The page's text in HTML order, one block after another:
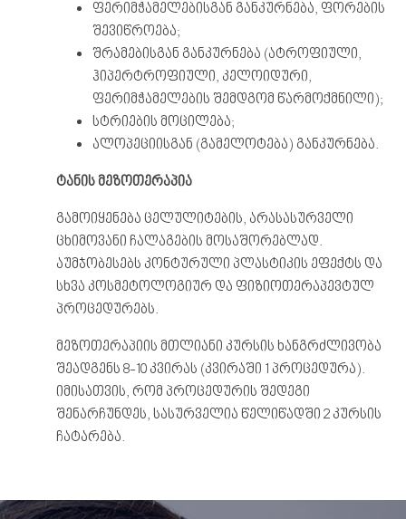
ფერიმჭამელებისგან განკურნება, ფორების
შევიწროება;
შრამებისგან განკურნება (ატროფიული,
ჰიპერტროფიული, კელოიდური,
ფერიმჭამელების შემდგომ წარმოქმნილი);
სტრიების მოცილება;
ალოპეციისგან (გამელოტება) განკურნება.
ტანისმეზოთერაპია
გამოიყენება ცელულიტების, არასასურველი
ცხიმოვანი ჩალაგების მოსაშორებლად.
აუმჯობესებს კონტურული პლასტიკის ეფექტს და
სხვა კოსმეტოლოგიურ და ფიზიოთერაპევტულ
პროცედურებს.
მეზოთერაპიის მთლიანი კურსის ხანგრძლივობა
შეადგენს 8-10 კვირას (კვირაში 1 პროცედურა).
იმისათვის, რომ პროცედურის შედეგი
შენარჩუნდეს, სასურველია წელიწადში 2 კურსის
ჩატარება.